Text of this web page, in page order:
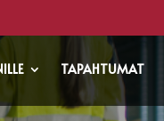
TAPAHTUMAT